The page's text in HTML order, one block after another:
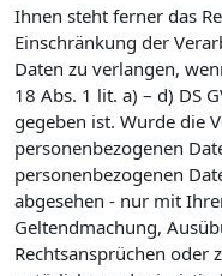
Ihnen steht ferner das
Einschränkung der
Daten zu verlangen,
18 Abs. 1 lit. a) – d) DS
gegeben ist. Wurde die
personenbezogenen
personenbezogenen
abgesehen - nur mit
Geltendmachung,
Rechtsansprüchen oder